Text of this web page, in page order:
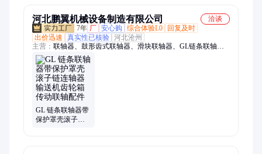
河北鹏翼机械设备制造有限公司
洽谈
7年 厂 安心购 综合体验L0
回复及时
出价迅速
真实性已核验 河北沧州
主营： 联轴器、鼓形齿式联轴器、滑块联轴器、GL链条联轴
器、弹性柱销联轴器、十字滑块联轴器、弹性膜片联轴器、梅花
联轴器、星型联轴器、蛇簧联轴器、不锈钢联轴器、柱销齿式联
轴器、凸缘联轴器、棒销联轴器、轮胎联轴器、联轴器配件、
304不锈钢膜片、齿式联轴器、尼龙套联轴器
GL 链条联轴器带
保护罩壳滚子链